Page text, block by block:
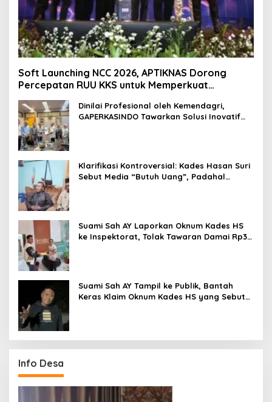
Soft Launching NCC 2026, APTIKNAS Dorong
Percepatan RUU KKS untuk Memperkuat
Kedaulatan Digital Indonesia
Dinilai Profesional oleh Kemendagri,
GAPERKASINDO Tawarkan Solusi Inovatif
Klarifikasi Kontroversial: Kades Hasan Suri
Sebut Media “Butuh Uang”, Padahal
Suami Sah AY Laporkan Oknum Kades HS
ke Inspektorat, Tolak Tawaran Damai Rp3
Suami Sah AY Tampil ke Publik, Bantah
Keras Klaim Oknum Kades HS yang Sebut
Info Desa